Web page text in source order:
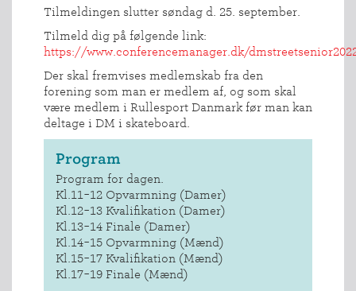
Tilmeldingen slutter søndag d. 25. september.
Tilmeld dig på følgende link:
https://www.conferencemanager.dk/
Der skal fremvises medlemskab fra den
forening som man er medlem af, og som skal
være medlem i Rullesport Danmark før man kan
deltage i DM i skateboard.
Program
Program for dagen.
Kl.11-12 Opvarmning (Damer)
Kl.12-13 Kvalifikation (Damer)
Kl.13-14 Finale (Damer)
Kl.14-15 Opvarmning (Mænd)
Kl.15-17 Kvalifikation (Mænd)
Kl.17-19 Finale (Mænd)